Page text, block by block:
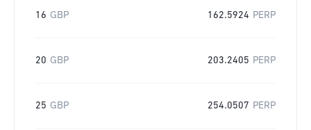
16 GBP 162.5924 PERP
20 GBP 203.2405 PERP
25 GBP 254.0507 PERP